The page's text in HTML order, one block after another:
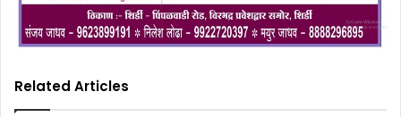
Related Articles